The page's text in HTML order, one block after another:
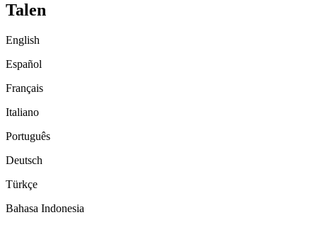
Talen
English
Español
Français
Italiano
Português
Deutsch
Türkçe
Bahasa Indonesia